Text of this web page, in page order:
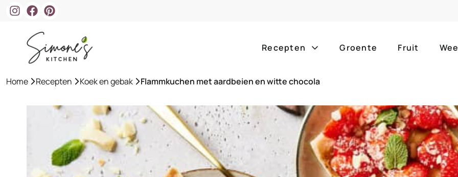
Recepten
ontbijt bijgerechten
lunch hoofdgerechten
borrelhapjes desserts
alle
alle
zomer
Groente Fruit
Home »Recepten »Koek en gebak »Flammkuchen met aardbeien en witte chocola